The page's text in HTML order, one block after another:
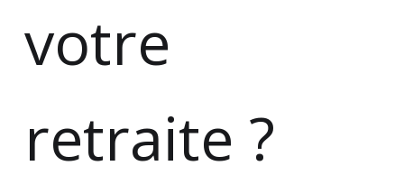
votre
retraite ?